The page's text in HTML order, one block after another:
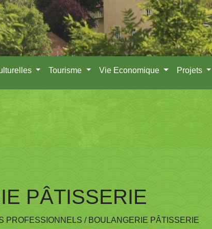
Tourisme Vie Economique Projets
PÂTISSERIE
PROFESSIONNELS / BOULANGERIE PÂTISSERIE